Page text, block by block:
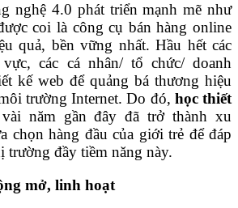
nghệ 4.0 phát triển mạnh mẽ như
coi là công cụ bán hàng online
quả, bền vững nhất. Hầu hết các
các cá nhân/ tổ chức/ doanh
kế web để quảng bá thương hiệu
trường Internet. Do đó, học thiết
năm gần đây đã trở thành xu
chọn hàng đầu của giới trẻ để đáp
trường đầy tiềm năng này.
mở, linh hoạt